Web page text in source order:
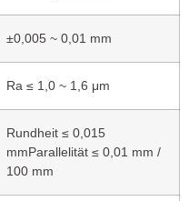
±0,005 ~ 0,01 mm
Ra ≤ 1,0 ~ 1,6 μm
Rundheit ≤ 0,015
mmParallelität ≤ 0,01 mm /
100 mm